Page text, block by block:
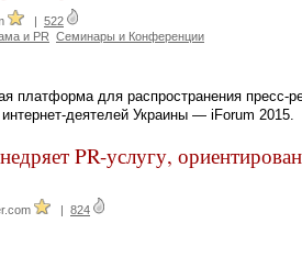
| 522
и PR Семинары и Конференции
платформа для распространения пресс-
деятелей Украины — iForum 2015.
PR-услугу,
| 824